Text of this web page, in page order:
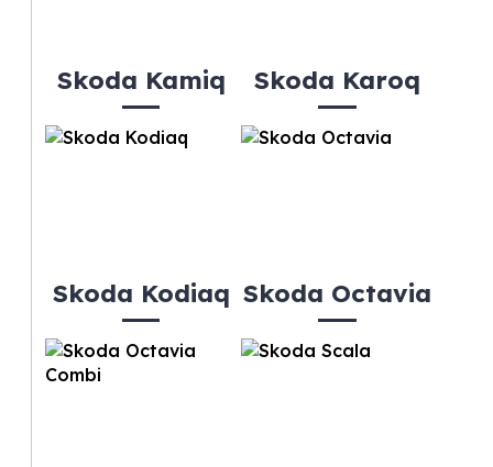
Skoda Kamiq Skoda Karoq
Skoda Kodiaq Skoda Octavia